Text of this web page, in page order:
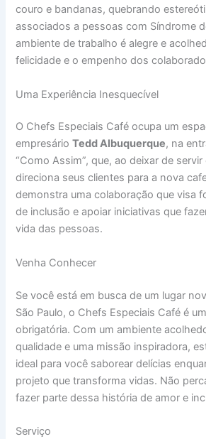
couro e bandanas, quebrando
associados a pessoas com Síndrome
ambiente de trabalho é alegre e
felicidade e o empenho dos
Uma Experiência Inesquecível
O Chefs Especiais Café ocupa um
empresárioTedd Albuquerque, na
“Como Assim”, que, ao deixar de
direciona seus clientes para a nova
demonstra uma colaboração que visa
de inclusão e apoiar iniciativas que
vida das pessoas.
Venha Conhecer
Se você está em busca de um lugar
São Paulo, o Chefs Especiais Café é
obrigatória. Com um ambiente
qualidade e uma missão inspiradora,
ideal para você saborear delícias
projeto que transforma vidas. Não
fazer parte dessa história de amor e
Serviço